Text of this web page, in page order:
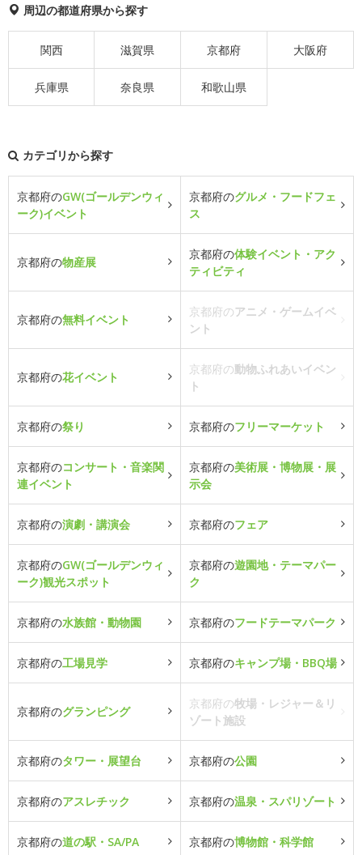
周辺の都道府県から探す
関西 滋賀県 京都府 大阪府
兵庫県 奈良県 和歌山県
カテゴリから探す
京都府のGW(ゴールデンウィ
ーク)イベント
京都府のグルメ・フードフェ
ス
京都府の物産展
京都府の体験イベント・アク
ティビティ
京都府の無料イベント
京都府のアニメ・ゲームイベ
ント
京都府の花イベント
京都府の動物ふれあいイベン
ト
京都府の祭り 京都府のフリーマーケット
京都府のコンサート・音楽関
連イベント
京都府の美術展・博物展・展
示会
京都府の演劇・講演会 京都府のフェア
京都府のGW(ゴールデンウィ
ーク)観光スポット
京都府の遊園地・テーマパー
ク
京都府の水族館・動物園 京都府のフードテーマパーク
京都府の工場見学 京都府のキャンプ場・BBQ場
京都府のグランピング
京都府の牧場・レジャー＆リ
ゾート施設
京都府のタワー・展望台 京都府の公園
京都府のアスレチック 京都府の温泉・スパリゾート
京都府の道の駅・SA/PA 京都府の博物館・科学館